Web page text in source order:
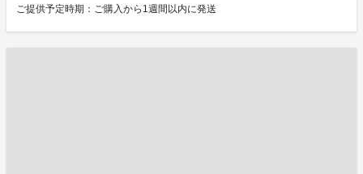
ご提供予定時期：ご購入から1週間以内に発送